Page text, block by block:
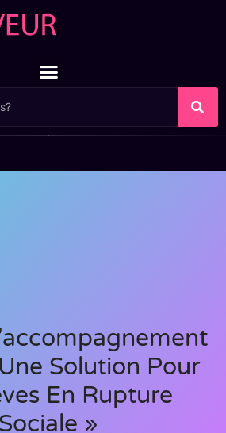
Solution Pour
En Rupture
Sociale »